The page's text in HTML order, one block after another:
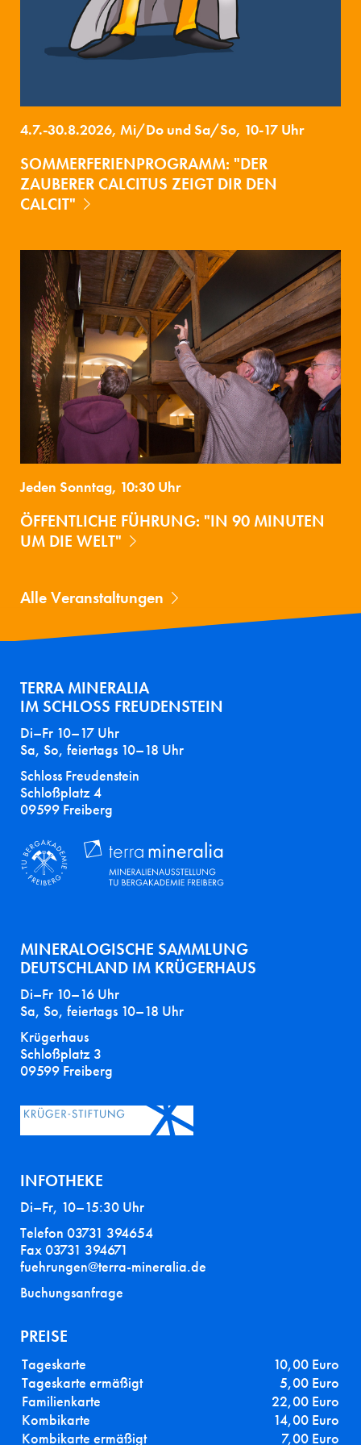
4.7.-30.8.2026, Mi/Do und Sa/So, 10-17 Uhr
SOMMERFERIENPROGRAMM: "DER
ZAUBERER CALCITUS ZEIGT DIR DEN
CALCIT"
Jeden Sonntag, 10:30 Uhr
ÖFFENTLICHE FÜHRUNG: "IN 90 MINUTEN
UM DIE WELT"
Alle Veranstaltungen
TERRA MINERALIA
IM SCHLOSS FREUDENSTEIN
Di–Fr 10–17 Uhr
Sa, So, feiertags 10–18 Uhr
Schloss Freudenstein
Schloßplatz 4
09599 Freiberg
MINERALOGISCHE SAMMLUNG
DEUTSCHLAND IM KRÜGERHAUS
Di–Fr 10–16 Uhr
Sa, So, feiertags 10–18 Uhr
Krügerhaus
Schloßplatz 3
09599 Freiberg
INFOTHEKE
Di–Fr, 10–15:30 Uhr
Telefon 03731 394654
Fax 03731 394671
fuehrungen@terra-mineralia.de
Buchungsanfrage
PREISE
Tageskarte
10,00 Euro
Tageskarte ermäßigt
5,00 Euro
Familienkarte
22,00 Euro
Kombikarte
14,00 Euro
Kombikarte ermäßigt
7,00 Euro